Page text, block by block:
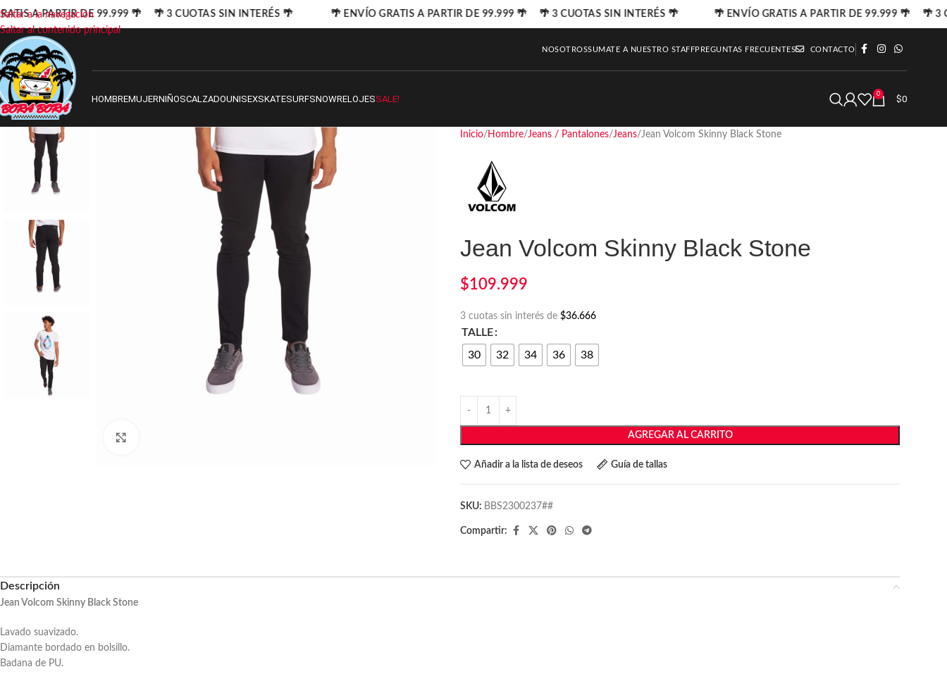
Saltar a la navegación
Saltar al contenido principal
NOSOTROSSUMATE A NUESTRO STAFFPREGUNTAS FRECUENTES CONTACTO
HOMBREMUJERNIÑOSCALZADOUNISEXSKATESURFSNOWRELOJESSALE! 0 $0
Inicio Hombre Jeans / Pantalones Jeans Jean Volcom Skinny Black Stone
Jean Volcom Skinny Black Stone
$109.999
3 cuotas sin interés de$36.666
TALLE
30
32 34 36 38
AGREGAR AL CARRITO
Añadir a la lista de deseos Guía de tallas
SKU: BBS2300237##
Compartir:
Descripción
Jean Volcom Skinny Black Stone
Lavado suavizado.
Diamante bordado en bolsillo.
Badana de PU.
A PARTIR DE 99.999 🌴 🌴 3 CUOTAS SIN INTERÉS 🌴 🌴 ENVÍO GRATIS A PARTIR DE 99.999 🌴 🌴 3 CUOTAS SIN INTERÉS 🌴 🌴 ENVÍO GRATIS A PARTIR DE 99.999 🌴 🌴 3